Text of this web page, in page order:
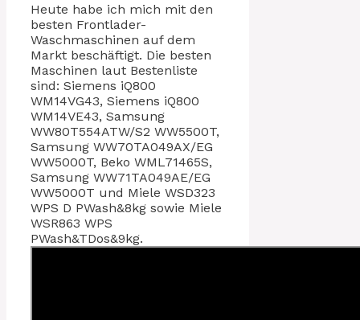
Heute habe ich mich mit den
besten Frontlader-
Waschmaschinen auf dem
Markt beschäftigt. Die besten
Maschinen laut Bestenliste
sind: Siemens iQ800
WM14VG43, Siemens iQ800
WM14VE43, Samsung
WW80T554ATW/S2 WW5500T,
Samsung WW70TA049AX/EG
WW5000T, Beko WML71465S,
Samsung WW71TA049AE/EG
WW5000T und Miele WSD323
WPS D PWash&8kg sowie Miele
WSR863 WPS
PWash&TDos&9kg.